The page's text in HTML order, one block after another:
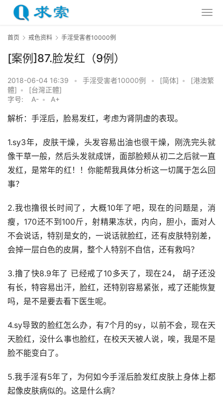
首页 戒色资料 手淫受害者10000例
[案例]87.脸发红（9例）
2018-06-04 16:39 • 手淫受害者10000例 • [简体] •
[港澳繁
體] •
[台灣正體]
字号:
A- • A+
解析：手淫后，脸易发红，考虑为肾阴虚的表现。
1.sy3年，皮肤干燥，头发容易出油也很干燥，刚洗完头就
像干草一般，然后头发就成饼，面部脸颊从初二之后就一直
发红，是常年的红！！你能帮我具体分析这一切属于怎么回
事？
2.我也撸很长时间了，大概10年了吧，现在的问题是，消
瘦，170还不到100斤，射精果冻状，内向，胆小，面对人
不会说话，特别是女的，一说话就脸红，还有皮肤特别差，
会掉一层白色的皮屑，整个人特别不自信，还有救吗？
3.撸了快8.9年了 已经戒了10多天了，现在24， 胡子还没
有长，特容易出汗，脸红，还特别容易紧张，戒了还能恢复
吗，是不是要去看下医生呢。
4.sy导致的脸红怎么办，有7个月的sy，以前不会，现在天
天脸红，没什么事也脸红，在校天天被人说，唉，我是不是
脸不能变白了。
5.我手淫有5年了，为何如今手淫后脸发红皮肤上身体上都
起像皮肤病似的。这是什么病？